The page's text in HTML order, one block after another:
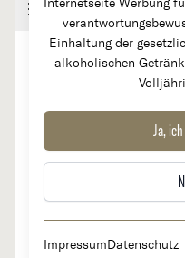
Einhaltung der
alkoholischen
Ja,
ImpressumDatenschutz
Handel &
Chateau